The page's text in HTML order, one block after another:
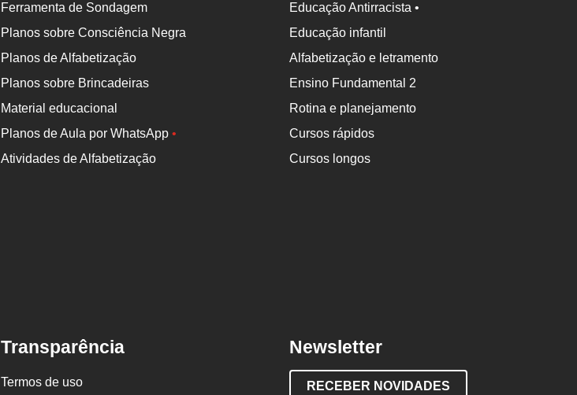
Ferramenta de Sondagem
Planos sobre Consciência Negra
Planos de Alfabetização
Planos sobre Brincadeiras
Material educacional
Planos de Aula por WhatsApp•
Atividades de Alfabetização
Educação Antirracista •
Educação infantil
Alfabetização e letramento
Ensino Fundamental 2
Rotina e planejamento
Cursos rápidos
Cursos longos
Transparência
Termos de uso
Newsletter
RECEBER NOVIDADES